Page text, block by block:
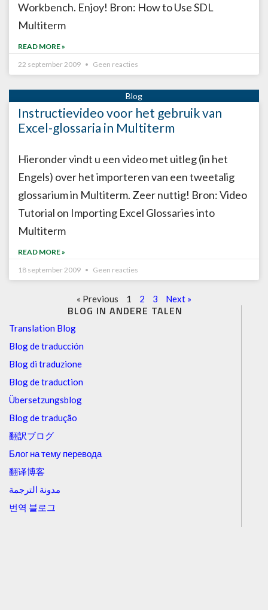
BLOG IN ANDERE TALEN
Translation Blog
Blog de traducción
Blog di traduzione
Blog de traduction
Übersetzungsblog
Blog de tradução
翻訳ブログ
Блог на тему перевода
翻译博客
مدونة الترجمة
번역 블로그
Workbench. Enjoy! Bron: How to Use SDL
Multiterm
READ MORE »
22 september 2009
Geen reacties
Instructievideo voor het gebruik van
Excel-glossaria in Multiterm
Hieronder vindt u een video met uitleg (in het
Engels) over het importeren van een tweetalig
glossarium in Multiterm. Zeer nuttig! Bron: Video
Tutorial on Importing Excel Glossaries into
Multiterm
READ MORE »
18 september 2009
Geen reacties
« Previous 1 2 3 Next »